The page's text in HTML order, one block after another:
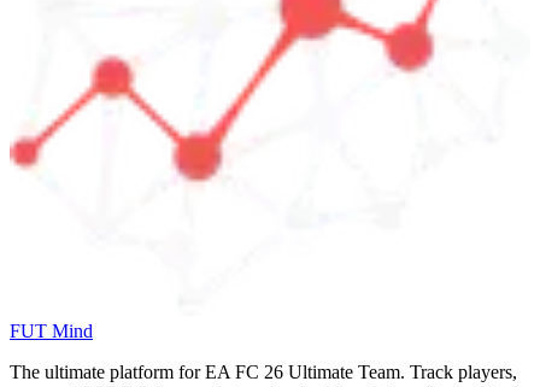
FUT Mind
The ultimate platform for EA FC 26 Ultimate Team. Track players,